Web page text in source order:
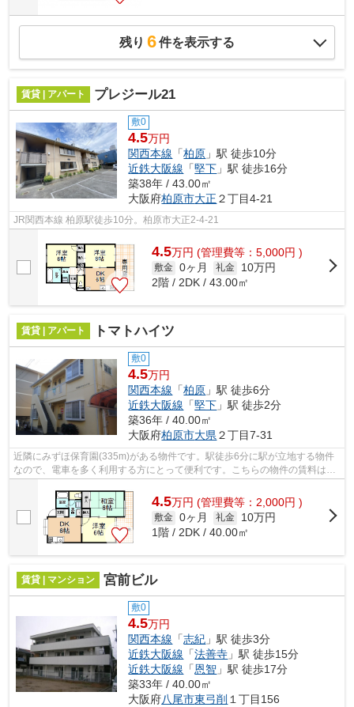
残り 6件を表示する
賃貸 | アパート プレジール21
敷0
4.5万円
関西本線 「柏原 」駅 徒歩10分
近鉄大阪線 「堅下 」駅 徒歩16分
築38年 / 43.00㎡
大阪府柏原市大正 ２丁目4-21
JR関西本線 柏原駅徒歩10分。柏原市大正2-4-21
4.5万円 (管理費等：5,000円 )
敷金 0ヶ月 礼金
10万円
2階 / 2DK / 43.00㎡
賃貸 | アパート トマトハイツ
敷0
4.5万円
関西本線 「柏原 」駅 徒歩6分
近鉄大阪線 「堅下 」駅 徒歩2分
築36年 / 40.00㎡
大阪府柏原市大県 ２丁目7-31
近隣にみずほ保育園(335m)がある物件です。駅徒歩6分に駅が立地する物件
なので、電車を多く利用する方にとって便利です。こちらの物件の賃料は4.5
万円です。気になるイチオシ物件情報...
4.5万円 (管理費等：2,000円 )
敷金 0ヶ月 礼金
10万円
1階 / 2DK / 40.00㎡
賃貸 | マンション 宮前ビル
敷0
4.5万円
関西本線 「志紀 」駅 徒歩3分
近鉄大阪線 「法善寺 」駅 徒歩15分
近鉄大阪線 「恩智 」駅 徒歩17分
築33年 / 40.00㎡
大阪府八尾市東弓削 １丁目156